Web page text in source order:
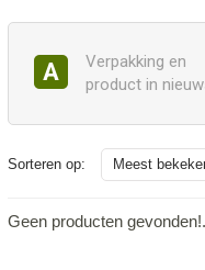
A
Verpakking en
product in
Sorteren op: Meest
Geen producten